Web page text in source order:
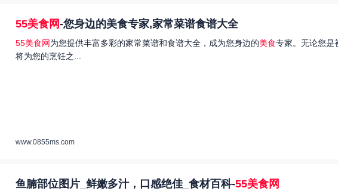
55美食网-您身边的美食专家,家常菜谱食谱大全
55美食网为您提供丰富多彩的家常菜谱和食谱大全，成为您身边的美食专家。无论您是
将为您的烹饪之...
www.0855ms.com
鱼腩部位图片_鲜嫩多汁，口感绝佳_食材百科-55美食网